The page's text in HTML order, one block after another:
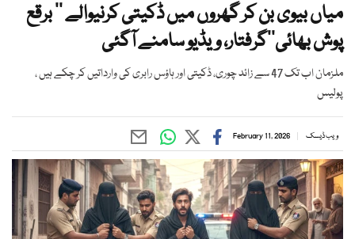
میاں بیوی بن کر گھروں میں ڈکیتی کرنیوالے ’’ برقع
پوش بھائی‘‘گرفتار، ویڈیو سامنے آگئی
ملزمان اب تک 47 سے زائد چوری، ڈکیتی اور ہاؤس رابری کی وارداتیں کر چکے ہیں ،
پولیس
ویب ڈیسک February 11, 2026